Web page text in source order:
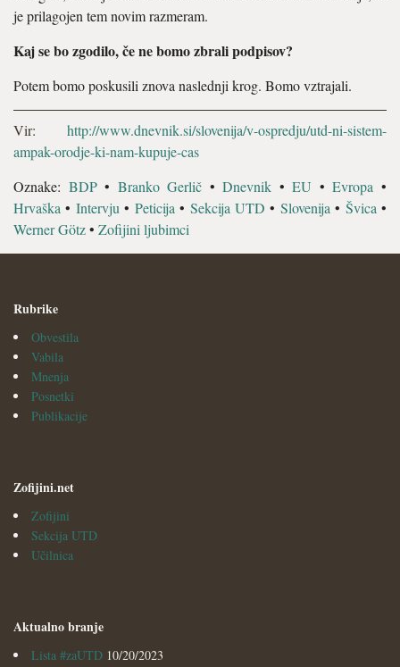
je prilagojen tem novim razmeram.
Kaj se bo zgodilo, če ne bomo zbrali podpisov?
Potem bomo poskusili znova naslednji krog. Bomo vztrajali.
Vir: http://www.dnevnik.si/slovenija/v-ospredju/utd-ni-sistem-
ampak-orodje-ki-nam-kupuje-cas
Oznake: BDP• Branko Gerlič •Dnevnik •EU •Evropa •
Hrvaška • Intervju • Peticija • Sekcija UTD • Slovenija • Švica •
Werner Götz• Zofijini ljubimci
Rubrike
Obvestila
Vabila
Mnenja
Posnetki
Publikacije
Zofijini.net
Zofijini
Sekcija UTD
Učilnica
Aktualno branje
Lista #zaUTD 10/20/2023